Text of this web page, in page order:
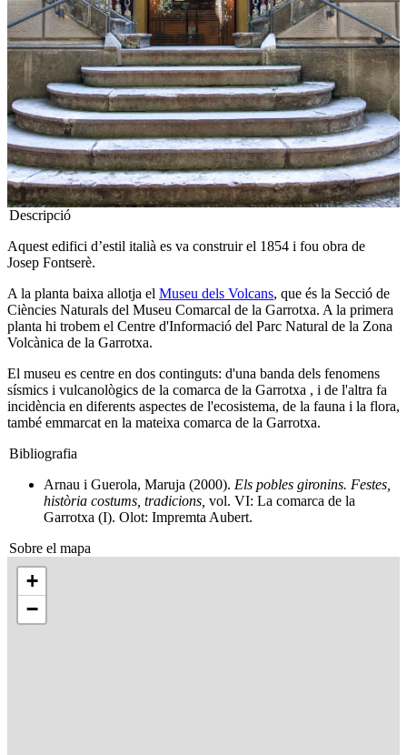
Descripció
Aquest edifici d’estil italià es va construir el 1854 i fou obra de
Josep Fontserè.
A la planta baixa allotja el Museu dels Volcans, que és la Secció de
Ciències Naturals del Museu Comarcal de la Garrotxa. A la primera
planta hi trobem el Centre d'Informació del Parc Natural de la Zona
Volcànica de la Garrotxa.
El museu es centre en dos continguts: d'una banda dels fenomens
sísmics i vulcanològics de la comarca de la Garrotxa , i de l'altra fa
incidència en diferents aspectes de l'ecosistema, de la fauna i la flora,
també emmarcat en la mateixa comarca de la Garrotxa.
Bibliografia
Arnau i Guerola, Maruja (2000). Els pobles gironins. Festes,
història costums, tradicions, vol. VI: La comarca de la
Garrotxa (I). Olot: Impremta Aubert.
Sobre el mapa
+
−